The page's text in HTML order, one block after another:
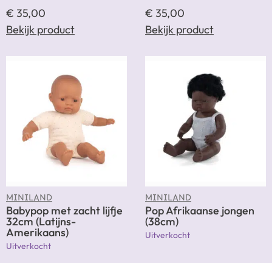
€ 35,00
Bekijk product
€ 35,00
Bekijk product
MINILAND
Babypop met zacht lijfje
32cm (Latijns-
Amerikaans)
Uitverkocht
MINILAND
Pop Afrikaanse jongen
(38cm)
Uitverkocht